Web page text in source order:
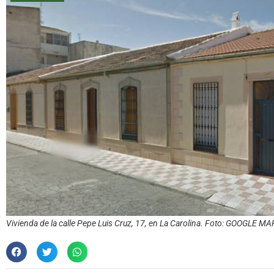
Vivienda de la calle Pepe Luis Cruz, 17, en La Carolina. Foto: GOOGLE